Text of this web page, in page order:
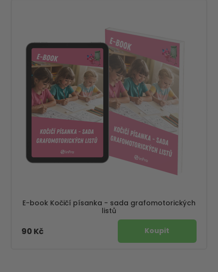
E-book Kočičí písanka - sada grafomotorických
listů
90 Kč